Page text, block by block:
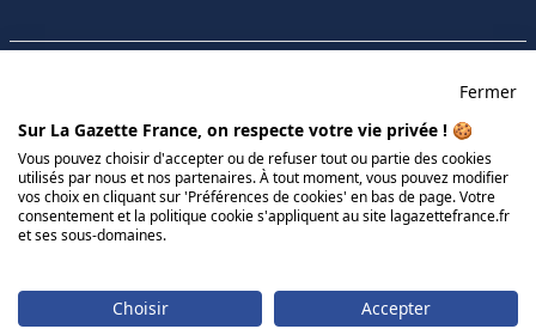
CGU/CGV
Données personnelles
Charte sur les cookies
© 2026 La Gazette France
Fermer
Sur La Gazette France, on respecte votre vie privée ! 🍪
Vous pouvez choisir d'accepter ou de refuser tout ou partie des cookies
utilisés par nous et nos partenaires. À tout moment, vous pouvez modifier
vos choix en cliquant sur 'Préférences de cookies' en bas de page. Votre
consentement et la politique cookie s'appliquent au site lagazettefrance.fr
et ses sous-domaines.
Choisir Accepter